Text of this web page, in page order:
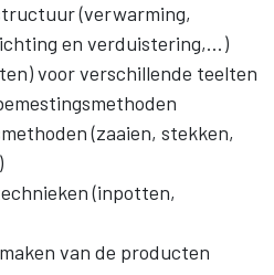
(verwarming,
en verduistering,…)
voor verschillende teelten
(zaaien, stekken,
(inpotten,
van de producten